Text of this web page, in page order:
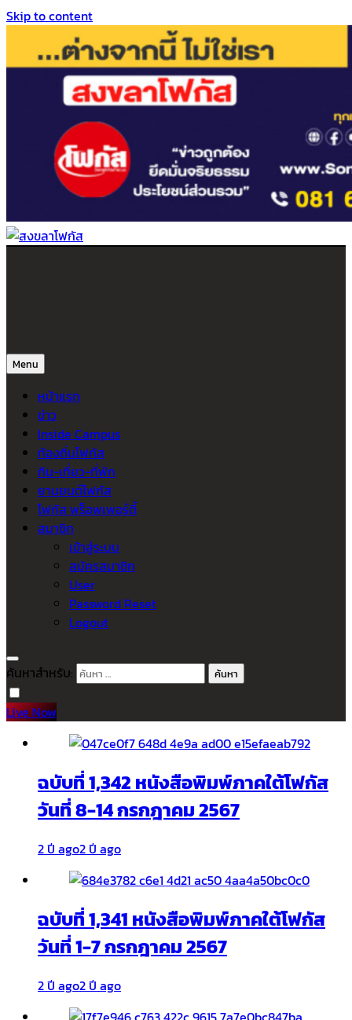
Skip to content
Menu
หน้าแรก
ข่าว
Inside Campus
ท้องถิ่นโฟกัส
กิน-เที่ยว-ที่พัก
ยานยนต์โฟกัส
โฟกัส พร็อพเพอร์ตี้
สมาชิก
เข้าสู่ระบบ
สมัครสมาชิก
User
Password Reset
Logout
ค้นหาสำหรับ:
Live Now
ฉบับที่ 1,342 หนังสือพิมพ์ภาคใต้โฟกัส
วันที่ 8-14 กรกฎาคม 2567
2 ปี ago2 ปี ago
ฉบับที่ 1,341 หนังสือพิมพ์ภาคใต้โฟกัส
วันที่ 1-7 กรกฎาคม 2567
2 ปี ago2 ปี ago